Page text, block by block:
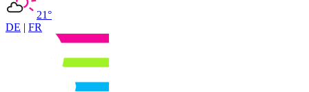
21°
DE | FR